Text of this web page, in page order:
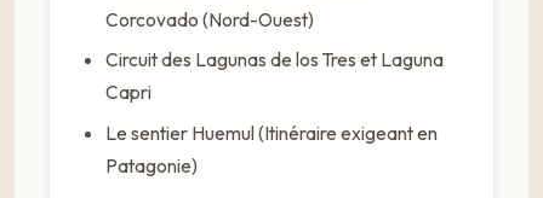
Corcovado (Nord-Ouest)
Circuit des Lagunas de los Tres et Laguna
Capri
Le sentier Huemul (Itinéraire exigeant en
Patagonie)